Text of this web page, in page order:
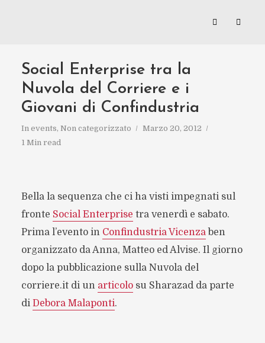
Social Enterprise tra la
Nuvola del Corriere e i
Giovani di Confindustria
In events, Non categorizzato
Marzo 20, 2012
1 Min read
Bella la sequenza che ci ha visti impegnati sul
fronte Social Enterprise tra venerdì e sabato.
Prima l’evento in Confindustria Vicenzaben
organizzato da Anna, Matteo ed Alvise. Il giorno
dopo la pubblicazione sulla Nuvola del
corriere.it di un articolosu Sharazad da parte
di Debora Malaponti.